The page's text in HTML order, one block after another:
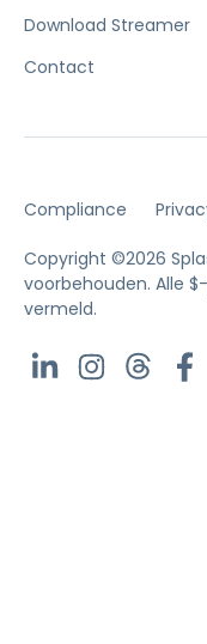
Download Streamer
Contact
Compliance
Copyright ©2026
voorbehouden. Alle
vermeld.